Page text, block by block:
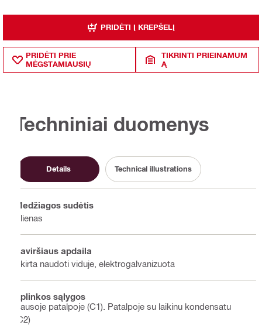
PRIDĖTI Į KREPŠELĮ
PRIDĖTI PRIE
MĖGSTAMIAUSIŲ
TIKRINTI PRIEINAMUM
Ą
Techniniai duomenys
Details Technical illustrations
Medžiagos sudėtis
Plienas
Paviršiaus apdaila
Skirta naudoti viduje, elektrogalvanizuota
Aplinkos sąlygos
Sausoje patalpoje (C1). Patalpoje su laikinu kondensatu
(C2)